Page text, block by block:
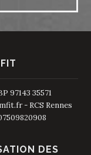
97143 35571
- RCS Rennes
DES